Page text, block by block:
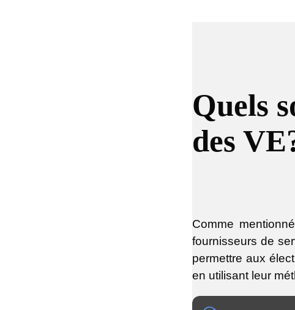
Quels
des
Comme
fournisseurs de
permettre aux
en utilisant leur